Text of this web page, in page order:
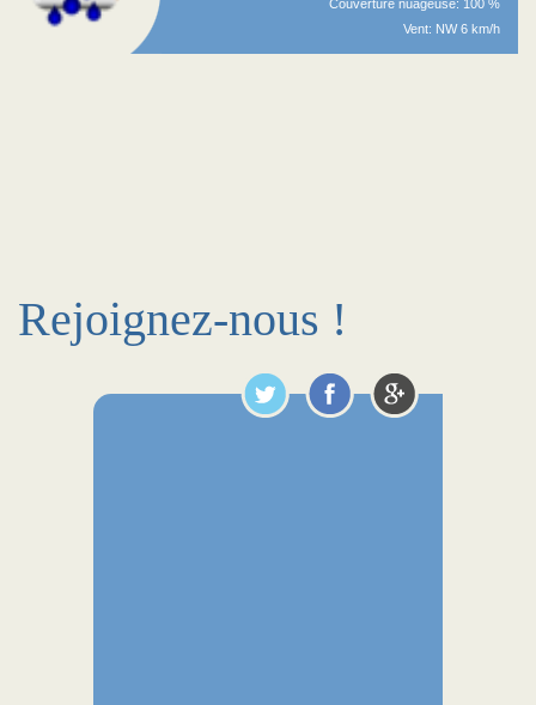
Couverture nuageuse: 100 %
Vent: NW 6 km/h
Rejoignez-nous !